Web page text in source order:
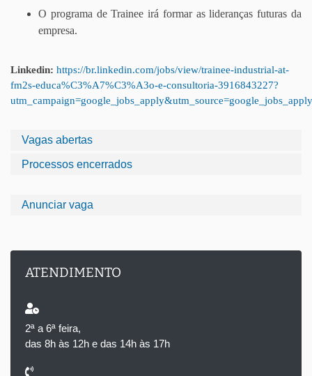
Vagas abertas
Processos encerrados
Anunciar vaga
ATENDIMENTO
2ª a 6ª feira,
das 8h às 12h e das 14h às 17h
O programa de Trainee irá formar as lideranças futuras da
empresa.
Linkedin: https://br.linkedin.com/jobs/view/trainee-industrial-at-
fm2s-educa%C3%A7%C3%A3o-e-consultoria-3916843227?